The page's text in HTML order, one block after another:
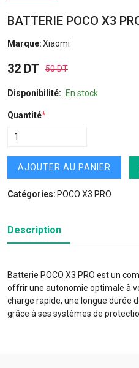
BATTERIE POCO X3
Marque:Xiaomi
32 DT 50 DT
Disponibilité: En stock
Quantité*
AJOUTER AU PANIER
Catégories: POCO X3 PRO
Description
Batterie POCO X3 PRO est un
offrir une autonomie optimale à
charge rapide, une longue durée
grâce à ses systèmes de